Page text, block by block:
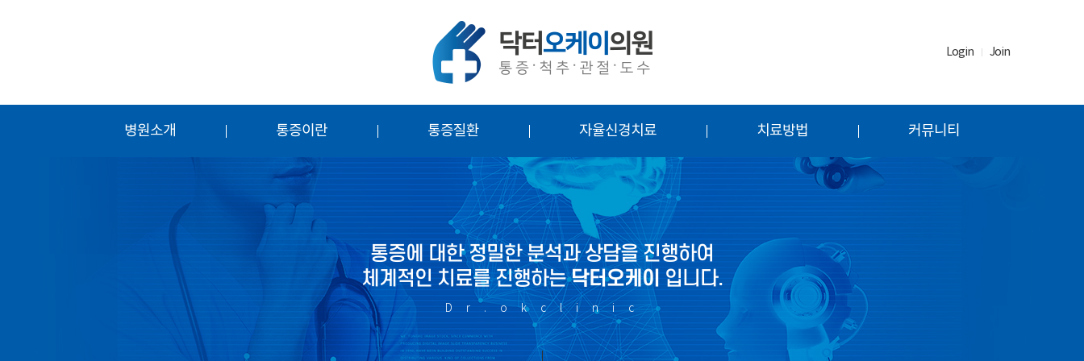
Login Join
병원소개 통증이란 통증질환 자율신경치료 치료방법 커뮤니티
통증에 대한 정밀한 분석과 상담을 진행하여
체계적인 치료를 진행하는닥터오케이 입니다.
D r . o k c l i n i c